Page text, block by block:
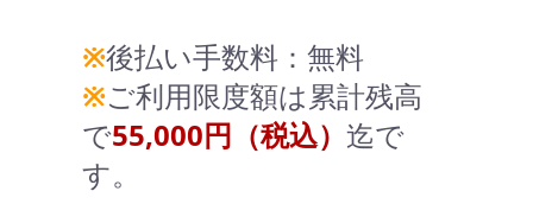
※後払い手数料：無料
※ご利用限度額は累計残高
で55,000円（税込） 迄で
す。